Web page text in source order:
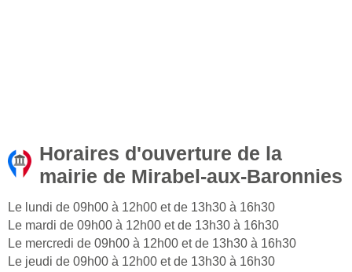
Horaires d'ouverture de la
mairie de Mirabel-aux-Baronnies
Le lundi de 09h00 à 12h00 et de 13h30 à 16h30
Le mardi de 09h00 à 12h00 et de 13h30 à 16h30
Le mercredi de 09h00 à 12h00 et de 13h30 à 16h30
Le jeudi de 09h00 à 12h00 et de 13h30 à 16h30